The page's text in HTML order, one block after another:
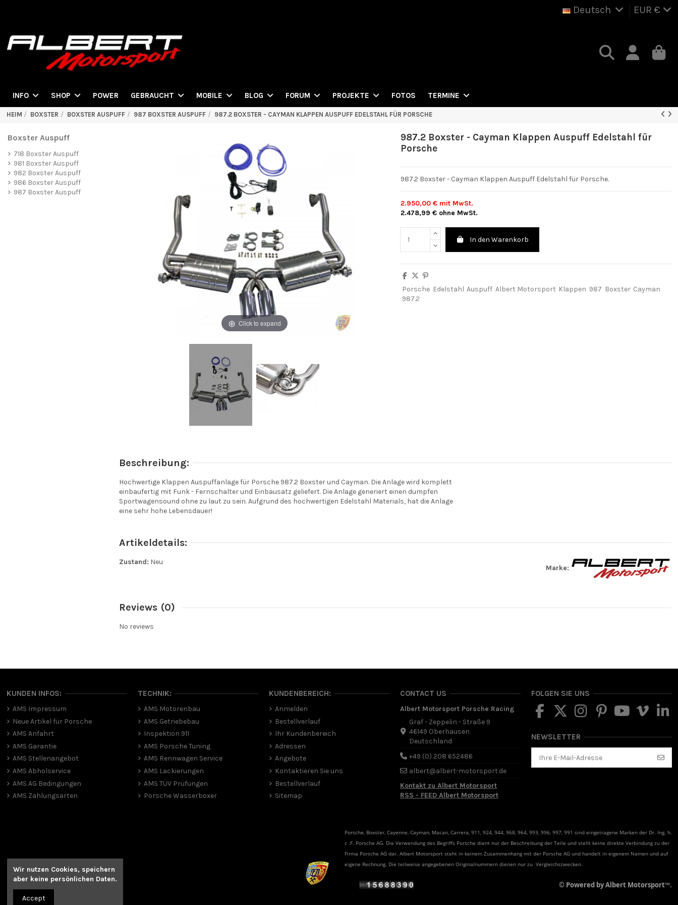
Deutsch EUR €
INFO SHOP POWER GEBRAUCHT MOBILE BLOG FORUM PROJEKTE FOTOS TERMINE
HEIM BOXSTER BOXSTER AUSPUFF 987 BOXSTER AUSPUFF 987.2 BOXSTER - CAYMAN KLAPPEN AUSPUFF EDELSTAHL FÜR PORSCHE
Click to expand
987.2 Boxster - Cayman Klappen Auspuff Edelstahl für
Porsche
987.2 Boxster - Cayman Klappen Auspuff Edelstahl für Porsche.
2.950,00 € mit MwSt.
2.478,99 € ohne MwSt.
In den Warenkorb
Porsche Edelstahl Auspuff Albert Motorsport Klappen 987 Boxster Cayman
987.2
Beschreibung:
Hochwertige Klappen Auspuffanlage für Porsche 987.2 Boxster und Cayman. Die Anlage wird komplett
einbaufertig mit Funk - Fernschalter und Einbausatz geliefert. Die Anlage generiert einen dumpfen
Sportwagensound ohne zu laut zu sein. Aufgrund des hochwertigen Edelstahl Materials, hat die Anlage
eine sehr hohe Lebensdauer!
Artikeldetails:
Marke:
Zustand: Neu
Reviews (0)
No reviews
Boxster Auspuff
718 Boxster Auspuff
981 Boxster Auspuff
982 Boxster Auspuff
986 Boxster Auspuff
987 Boxster Auspuff
KUNDEN INFOS:
AMS Impressum
Neue Artikel für Porsche
AMS Anfahrt
AMS Garantie
AMS Stellenangebot
AMS Abholservice
AMS AG Bedingungen
AMS Zahlungsarten
TECHNIK:
AMS Motorenbau
AMS Getriebebau
Inspektion 911
AMS Porsche Tuning
AMS Rennwagen Service
AMS Lackierungen
AMS TÜV Prüfungen
Porsche Wasserboxer
KUNDENBEREICH:
Anmelden
Bestellverlauf
Ihr Kundenbereich
Adressen
Angebote
Kontaktieren Sie uns
Bestellverlauf
Sitemap
CONTACT US
Albert Motorsport Porsche Racing
Graf - Zeppelin - Straße 9
46149 Oberhausen
Deutschland
+49 (0) 208 652486
albert@albert-motorsport.de
Kontakt zu Albert Motorsport
RSS - FEED Albert Motorsport
FOLGEN SIE UNS
NEWSLETTER
Porsche, Boxster, Cayenne, Cayman, Macan, Carrera, 911, 924, 944, 968, 964, 993, 996, 997, 991 sind eingetragene Marken der Dr. Ing. h.
c .F. Porsche AG. Die Verwendung des Begriffs Porsche dient nur der Beschreibung der Teile und stellt keine direkte Verbindung zu der
Firma Porsche AG dar. Albert Motorsport steht in keinem Zusammenhang mit der Porsche AG und handelt in eigenem Namen und auf
eigene Rechnung. Die teilweise angegebenen Originalnummern dienen nur zu Vergleichszwecken.
© Powered by Albert Motorsport™.
Wir nutzen Cookies, speichern
aber keine persönlichen Daten.
Accept